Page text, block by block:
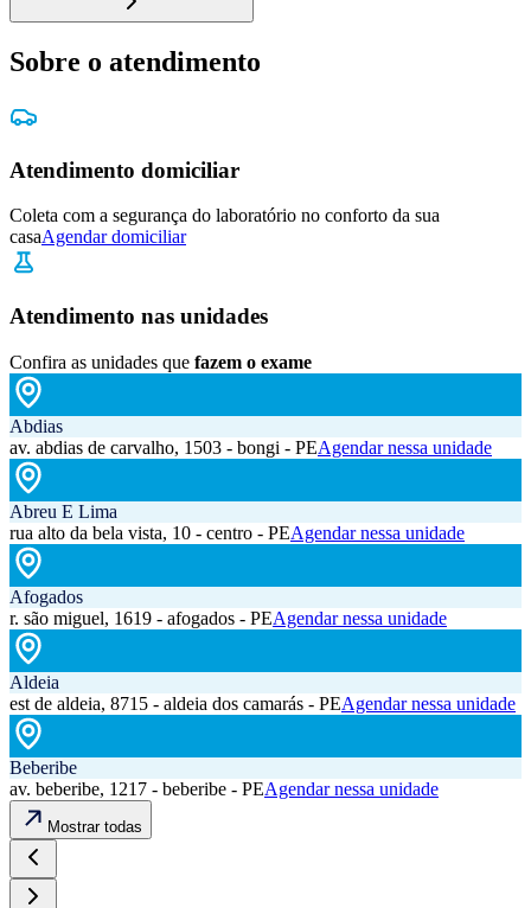
Sobre o atendimento
Atendimento domiciliar
Coleta com a segurança do laboratório no conforto da sua
casaAgendar domiciliar
Atendimento nas unidades
Confira as unidades que fazem o exame
Abdias
av. abdias de carvalho, 1503 - bongi - PEAgendar nessa unidade
Abreu E Lima
rua alto da bela vista, 10 - centro - PEAgendar nessa unidade
Afogados
r. são miguel, 1619 - afogados - PEAgendar nessa unidade
Aldeia
est de aldeia, 8715 - aldeia dos camarás - PEAgendar nessa unidade
Beberibe
av. beberibe, 1217 - beberibe - PEAgendar nessa unidade
Mostrar todas